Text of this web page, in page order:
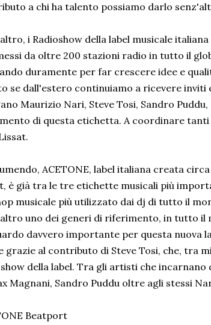
a chi ha talento possiamo darlo
i Radioshow della label musicale
da oltre 200 stazioni radio in tutto il
duramente per far crescere idee e
se dall'estero continuiamo a ricevere inviti
Maurizio Nari, Steve Tosi, Sandro
di questa etichetta. A coordinare
ACETONE, label italiana creata
è già tra le tre etichette musicali più
musicale più utilizzato dai dj di tutto il
uno dei generi di riferimento, in tutto il
davvero importante per questa nuova
grazie al contributo di Steve Tosi, che, tra
della label. Tra gli artisti che incarnano
Magnani, Sandro Puddu oltre agli stessi
Beatport